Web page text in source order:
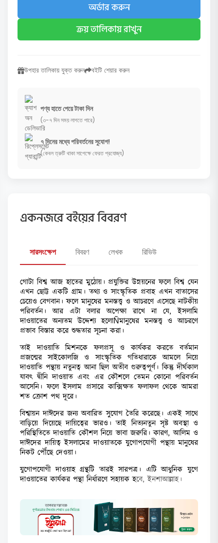
অর্ডার করুন
ক্রয় তালিকায় রাখুন
উপহার তালিকায় যুক্ত করুন বইটি শেয়ার করুন
পণ্য হাতে পেয়ে টাকা দিন
(৩-৭ দিন সময় লাগতে পারে)
৭ দিনের মধ্যে পরিবর্তনের সুযোগ!
(কেবল ত্রুটি থাকা সাপেক্ষে ফেরত প্রযোজ্য)
একনজরে বইয়ের বিবরণ
সারসংক্ষেপ বিবরণ লেখক রিভিউ
গোটা বিশ্ব আজ হাতের মুঠোয়। প্রযুক্তির উন্নয়নের ফলে বিশ্ব যেন
এখন ছোট্ট একটি গ্রাম। তথ্য ও সাংস্কৃতিক প্রবাহ এখন বাতাসের
চেয়েও বেগবান। ফলে মানুষের মনস্তত্ত্ব ও আচরণে এসেছে নাটকীয়
পরিবর্তন। আর এটা বলার অপেক্ষা রাখে না যে, ইসলামি
দাওয়াতের অন্যতম উদ্দেশ্য হলোÑমানুষের মনস্তত্ত্ব ও আচরণে
প্রভাব বিস্তার করে শুদ্ধতার সূচনা করা।
তাই দাওয়াতি মিশনকে ফলপ্রসূ ও কার্যকর করতে বর্তমান
প্রজন্মের সাইকোলজি ও সাংস্কৃতিক গতিধারাকে আমলে নিয়ে
দাওয়াতি পন্থায় নতুনত্ব আনা ছিল অতীব গুরুত্বপূর্ণ। কিন্তু দীর্ঘকাল
যাবৎ দ্বীনি দাওয়াত এবং এর কৌশলে তেমন কোনো পরিবর্তন
আসেনি। ফলে ইসলাম প্রসারে কাক্সিক্ষত ফলাফল থেকে আমরা
শত ক্রোশ পথ দূরে।
বিশ্বায়ন দাঈদের জন্য অবারিত সুযোগ তৈরি করেছে। একই সাথে
বাড়িয়ে দিয়েছে দায়িত্বের ভারও। তাই নিত্যনতুন সৃষ্ট অবস্থা ও
পরিস্থিতিতে দাওয়াতি কৌশল নিয়ে ভাবা জরুরি। কারণ, আলিম ও
দাঈদের দায়িত্ব ইসলামের দাওয়াতকে যুগোপযোগী পন্থায় মানুষের
নিকট পৌঁছে দেওয়া।
যুগোপযোগী দাওয়াহ গ্রন্থটি তারই সারপত্র। এটি আধুনিক যুগে
দাওয়াতের কার্যকর পন্থা নির্ধারণে সহায়ক হবে, ইনশাআল্লাহ।